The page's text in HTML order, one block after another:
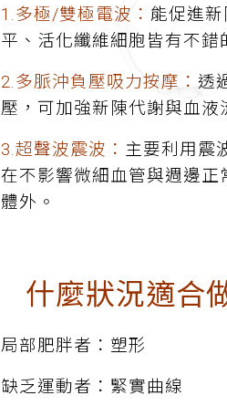
1.多極/雙極電波： 能促進
平、活化纖維細胞皆有不錯
2.多脈沖負壓吸力按摩： 透
壓，可加強新陳代謝與血液
3.超聲波震波： 主要利用震
在不影響微細血管與週邊
體外。
什麼狀況適合
局部肥胖者：塑形
缺乏運動者：緊實曲線